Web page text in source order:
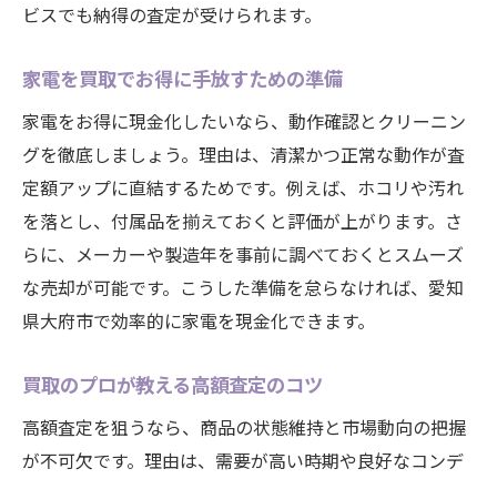
ビスでも納得の査定が受けられます。
家電を買取でお得に手放すための準備
家電をお得に現金化したいなら、動作確認とクリーニン
グを徹底しましょう。理由は、清潔かつ正常な動作が査
定額アップに直結するためです。例えば、ホコリや汚れ
を落とし、付属品を揃えておくと評価が上がります。さ
らに、メーカーや製造年を事前に調べておくとスムーズ
な売却が可能です。こうした準備を怠らなければ、愛知
県大府市で効率的に家電を現金化できます。
買取のプロが教える高額査定のコツ
高額査定を狙うなら、商品の状態維持と市場動向の把握
が不可欠です。理由は、需要が高い時期や良好なコンデ